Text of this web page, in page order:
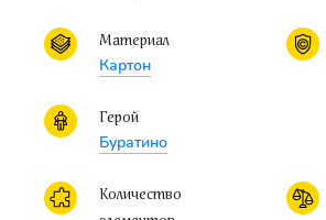
Материал
Картон
Герой
Буратино
Количество